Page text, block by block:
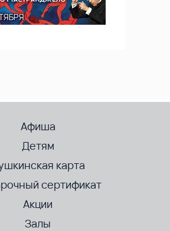
Афиша
Детям
карта
сертификат
Акции
Залы